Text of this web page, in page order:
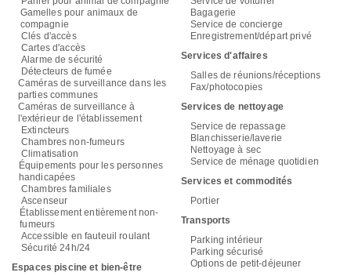
Gamelles pour animaux de
compagnie
Clés d'accès
Cartes d'accès
Alarme de sécurité
Détecteurs de fumée
Caméras de surveillance dans les
parties communes
Caméras de surveillance à
l'extérieur de l'établissement
Extincteurs
Chambres non-fumeurs
Climatisation
Équipements pour les personnes
handicapées
Chambres familiales
Ascenseur
Établissement entièrement non-
fumeurs
Accessible en fauteuil roulant
Sécurité 24h/24
Espaces piscine et bien-être
Bagagerie
Service de concierge
Enregistrement/départ privé
Services d'affaires
Salles de réunions/réceptions
Fax/photocopies
Services de nettoyage
Service de repassage
Blanchisserie/laverie
Nettoyage à sec
Service de ménage quotidien
Services et commodités
Portier
Transports
Parking intérieur
Parking sécurisé
Options de petit-déjeuner